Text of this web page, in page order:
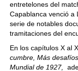
entretelones del
Capablanca venció a
serie de notables
tramitaciones del
En los capítulos X al
cumbre, Más
Mundial de 1927,